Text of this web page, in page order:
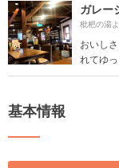
ガレー
枇杷の湯
おいし
れてゆ
基本情報